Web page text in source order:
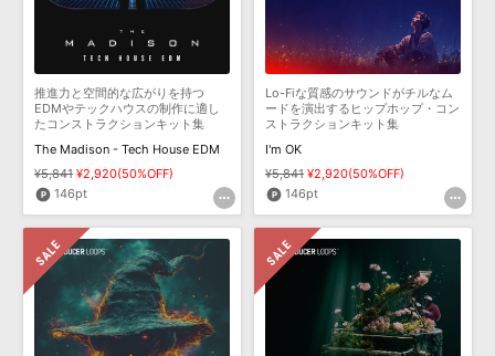
推進力と空間的な広がりを持つ
EDMやテックハウスの制作に適し
たコンストラクションキット集
The Madison - Tech House EDM
¥5,841 ¥2,920(50%OFF)
146pt
Lo-Fiな質感のサウンドがチルなム
ードを演出するヒップホップ・コン
ストラクションキット集
I'm OK
¥5,841 ¥2,920(50%OFF)
146pt